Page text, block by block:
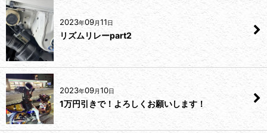
2023年09月11日
リズムリレーpart2
2023年09月10日
1万円引きで！よろしくお願いします！